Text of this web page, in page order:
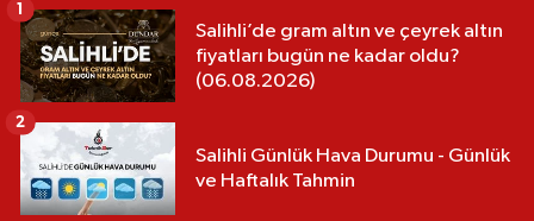
Salihli’de gram altın ve çeyrek altın
fiyatları bugün ne kadar oldu?
(06.08.2026)
1
Salihli Günlük Hava Durumu - Günlük
ve Haftalık Tahmin
2